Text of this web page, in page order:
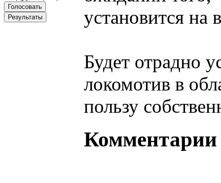
установится на
Будет отрадно
локомотив в
пользу
Комментарии